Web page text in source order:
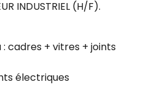
INDUSTRIEL (H/F).
: cadres + vitres + joints
électriques